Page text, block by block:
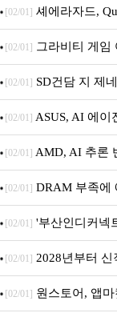
[02/01] 셰에라자드,
내 정식 출시
[02/01] 그라비티 게임
던전 13’ 참가!
[02/01] SD건담 지 제
아의 용사’ 재개최
[02/01] ASUS, AI 에이
[02/01] AMD, AI 추론
[02/01] DRAM 부족에
퍼 대기
[02/01] '부산인디커넥
개막... 22일간 진행
[02/01] 2028년부터 신
문 추가
[02/01] 원스토어, 앱